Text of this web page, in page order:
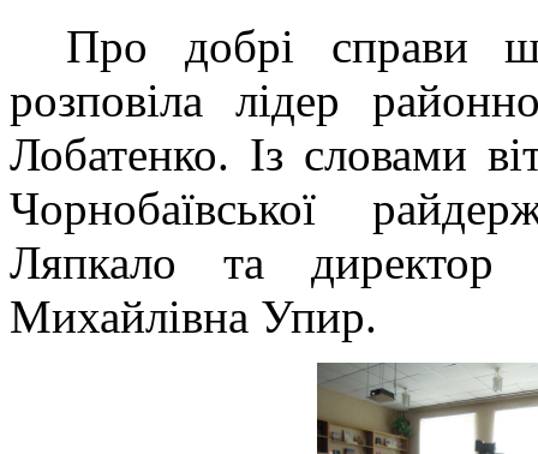
Про добрі справи
розповіла лідер
Лобатенко. Із словами
Чорнобаївської
Ляпкало та директор
Михайлівна Упир.